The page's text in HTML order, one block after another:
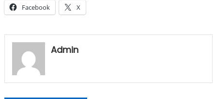
Facebook X
Admin